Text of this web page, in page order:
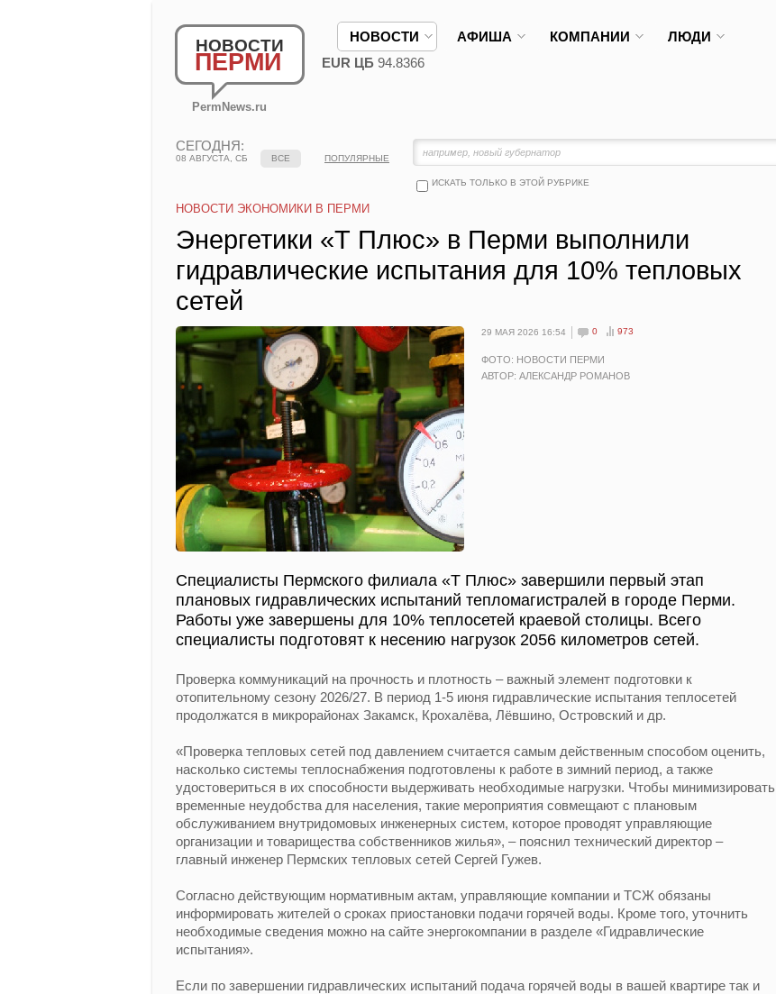
НОВОСТИ
ПЕРМИ
PermNews.ru
НОВОСТИ АФИША КОМПАНИИ ЛЮДИ
EUR ЦБ 94.8366
СЕГОДНЯ:
08 АВГУСТА, СБ
ИСКАТЬ ТОЛЬКО В ЭТОЙ РУБРИКЕ
ВСЕ ПОПУЛЯРНЫЕ
НОВОСТИ ЭКОНОМИКИ В ПЕРМИ
Энергетики «Т Плюс» в Перми выполнили
гидравлические испытания для 10% тепловых
сетей
29 МАЯ 2026 16:54 0 973
ФОТО: НОВОСТИ ПЕРМИ
АВТОР: АЛЕКСАНДР РОМАНОВ
Специалисты Пермского филиала «Т Плюс» завершили первый этап
плановых гидравлических испытаний тепломагистралей в городе Перми.
Работы уже завершены для 10% теплосетей краевой столицы. Всего
специалисты подготовят к несению нагрузок 2056 километров сетей.
Проверка коммуникаций на прочность и плотность – важный элемент подготовки к
отопительному сезону 2026/27. В период 1-5 июня гидравлические испытания теплосетей
продолжатся в микрорайонах Закамск, Крохалёва, Лёвшино, Островский и др.
«Проверка тепловых сетей под давлением считается самым действенным способом оценить,
насколько системы теплоснабжения подготовлены к работе в зимний период, а также
удостовериться в их способности выдерживать необходимые нагрузки. Чтобы минимизировать
временные неудобства для населения, такие мероприятия совмещают с плановым
обслуживанием внутридомовых инженерных систем, которое проводят управляющие
организации и товарищества собственников жилья», – пояснил технический директор –
главный инженер Пермских тепловых сетей Сергей Гужев.
Согласно действующим нормативным актам, управляющие компании и ТСЖ обязаны
информировать жителей о сроках приостановки подачи горячей воды. Кроме того, уточнить
необходимые сведения можно на сайте энергокомпании в разделе «Гидравлические
испытания».
Если по завершении гидравлических испытаний подача горячей воды в вашей квартире так и